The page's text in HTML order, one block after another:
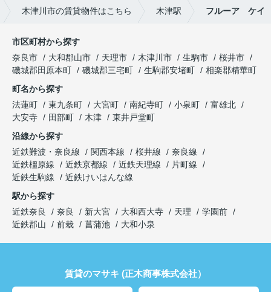
木津川市の賃貸物件はこちら 木津駅 フルーア ケイ
市区町村から探す
奈良市
大和郡山市 天理市 木津川市 生駒市
桜井市
磯城郡田原本町
磯城郡三宅町 生駒郡安堵町
相楽郡精華町
町名から探す
法蓮町
東九条町 大宮町 南紀寺町 小泉町
富雄北
大安寺
田部町 木津
東井戸堂町
沿線から探す
近鉄難波・奈良線
関西本線 桜井線
奈良線
近鉄橿原線
近鉄京都線 近鉄天理線
片町線
近鉄生駒線
近鉄けいはんな線
駅から探す
近鉄奈良
奈良 新大宮 大和西大寺 天理
学園前
近鉄郡山
前栽 菖蒲池 大和小泉
賃貸のマサキ (正木商事株式会社）